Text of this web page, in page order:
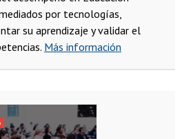
por tecnologías,
su aprendizaje y validar el
Más información